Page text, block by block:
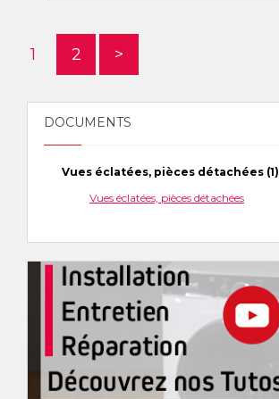
1 2 >
DOCUMENTS
Vues éclatées, pièces détachées (1)
Vues éclatées, pièces détachées